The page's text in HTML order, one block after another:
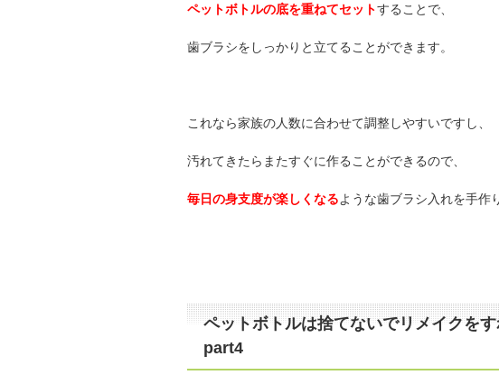
ペットボトルの底を重ねてセットすることで、
歯ブラシをしっかりと立てることができます。
これなら家族の人数に合わせて調整しやすいですし、
汚れてきたらまたすぐに作ることができるので、
毎日の身支度が楽しくなるような歯ブラシ入れを手作
ペットボトルは捨てないでリメイクを
part4